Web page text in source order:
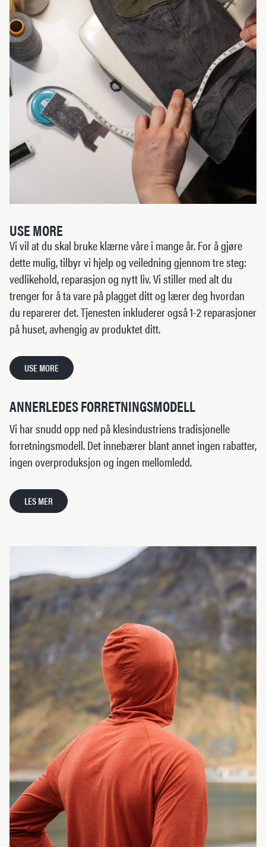
USE MORE
Vi vil at du skal bruke klærne våre i mange år. For å gjøre
dette mulig, tilbyr vi hjelp og veiledning gjennom tre steg:
vedlikehold, reparasjon og nytt liv. Vi stiller med alt du
trenger for å ta vare på plagget ditt og lærer deg hvordan
du reparerer det. Tjenesten inkluderer også 1-2 reparasjoner
på huset, avhengig av produktet ditt.
USE MORE
ANNERLEDES FORRETNINGSMODELL
Vi har snudd opp ned på klesindustriens tradisjonelle
forretningsmodell. Det innebærer blant annet ingen rabatter,
ingen overproduksjon og ingen mellomledd.
LES MER